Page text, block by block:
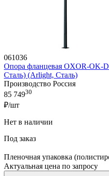
061036
Опора фланцевая OXOR-OK-
Сталь) (Arlight, Сталь)
Производство Россия
85 74930
₽/шт
Нет в наличии
Под заказ
Пленочная упаковка
Актуальная цена по запросу